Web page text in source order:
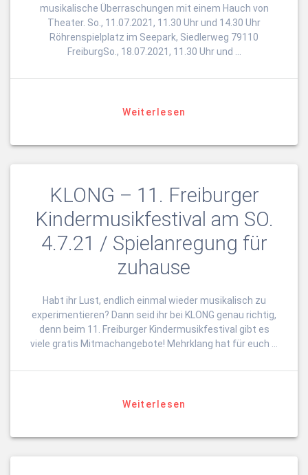
musikalische Überraschungen mit einem Hauch von
Theater. So., 11.07.2021, 11.30 Uhr und 14.30 Uhr
Röhrenspielplatz im Seepark, Siedlerweg 79110
FreiburgSo., 18.07.2021, 11.30 Uhr und …
Weiterlesen
KLONG – 11. Freiburger
Kindermusikfestival am SO.
4.7.21 / Spielanregung für
zuhause
Habt ihr Lust, endlich einmal wieder musikalisch zu
experimentieren? Dann seid ihr bei KLONG genau richtig,
denn beim 11. Freiburger Kindermusikfestival gibt es
viele gratis Mitmachangebote! Mehrklang hat für euch …
Weiterlesen